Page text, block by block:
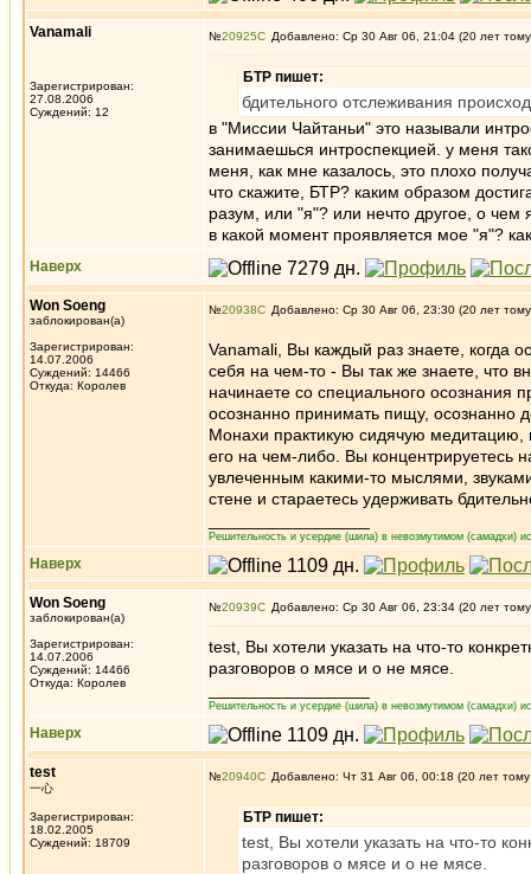
Vanamali
Зарегистрирован:
27.08.2006
Суждений: 12
№20925 Добавлено: Ср 30 Авг 06, 21:04 (20 лет
БТР пишет:
бдительного отслеживания
в "Миссии Чайтаньи" это называли
занимаешься интроспекцией. у меня
меня, как мне казалось, это плохо
что скажите, БТР? каким образом
разум, или "я"? или нечто другое, о
в какой момент проявляется мое "я"?
Наверх
Won Soeng
заблокирован(а)
Зарегистрирован:
14.07.2006
Суждений: 14466
Откуда: Королев
№20938 Добавлено: Ср 30 Авг 06, 23:30 (20 лет
Vanamali, Вы каждый раз знаете, когда
себя на чем-то - Вы так же знаете, что
начинаете со специального осознания
осознанно принимать пищу, осознанно
Монахи практикую сидячую медитацию,
его на чем-либо. Вы концентрируетесь
увлеченным какими-то мыслями,
стене и стараетесь удерживать
Решительность и усердие (шила) в невозмутимом (самадхи)
Наверх
Won Soeng
заблокирован(а)
Зарегистрирован:
14.07.2006
Суждений: 14466
Откуда: Королев
№20939 Добавлено: Ср 30 Авг 06, 23:34 (20 лет
test, Вы хотели указать на что-то
разговоров о мясе и о не мясе.
Решительность и усердие (шила) в невозмутимом (самадхи)
Наверх
test
一心
Зарегистрирован:
18.02.2005
Суждений: 18709
№20940 Добавлено: Чт 31 Авг 06, 00:18 (20 лет
БТР пишет:
test, Вы хотели указать на что-то
разговоров о мясе и о не мясе.